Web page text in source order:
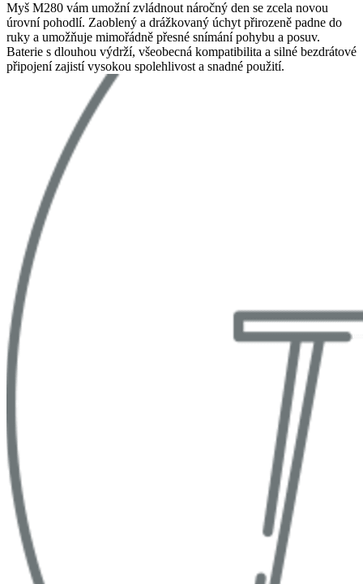
Myš M280 vám umožní zvládnout náročný den se zcela novou
úrovní pohodlí. Zaoblený a drážkovaný úchyt přirozeně padne do
ruky a umožňuje mimořádně přesné snímání pohybu a posuv.
Baterie s dlouhou výdrží, všeobecná kompatibilita a silné bezdrátové
připojení zajistí vysokou spolehlivost a snadné použití.